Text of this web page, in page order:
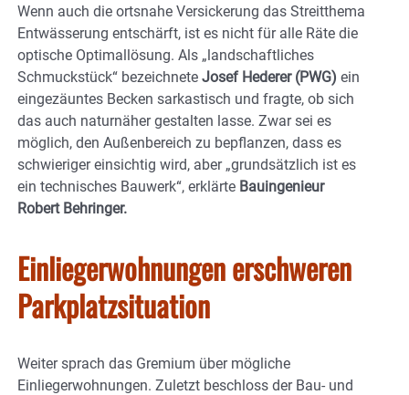
Wenn auch die ortsnahe Versickerung das Streitthema
Entwässerung entschärft, ist es nicht für alle Räte die
optische Optimallösung. Als „landschaftliches
Schmuckstück“ bezeichnete Josef Hederer (PWG) ein
eingezäuntes Becken sarkastisch und fragte, ob sich
das auch naturnäher gestalten lasse. Zwar sei es
möglich, den Außenbereich zu bepflanzen, dass es
schwieriger einsichtig wird, aber „grundsätzlich ist es
ein technisches Bauwerk“, erklärte Bauingenieur
Robert Behringer.
Einliegerwohnungen erschweren
Parkplatzsituation
Weiter sprach das Gremium über mögliche
Einliegerwohnungen. Zuletzt beschloss der Bau- und